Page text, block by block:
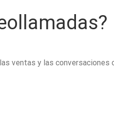
ventas y las conversaciones